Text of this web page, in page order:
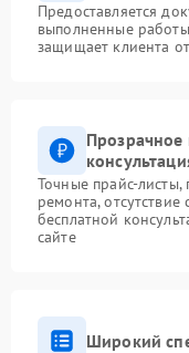
Предоставляется
выполненные
защищает клиента
Прозрачное
Точные прайс-листы,
ремонта,
бесплатной
сайте
Широкий